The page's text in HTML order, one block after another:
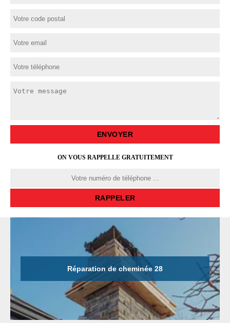
ON VOUS RAPPELLE GRATUITEMENT
Réparation de cheminée 28